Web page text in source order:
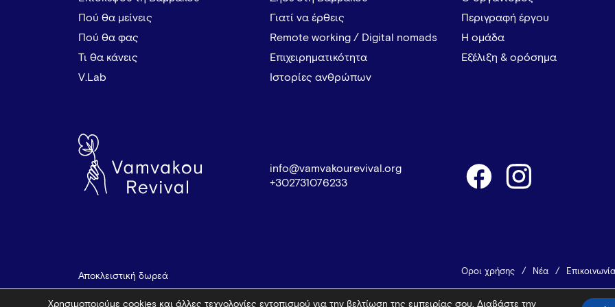
Πού θα μείνεις
Πού θα φας
Τι θα κάνεις
V.Lab
Γιατί να έρθεις
Remote working / Digital nomads
Επιχειρηματικότητα
Ιστορίες ανθρώπων
Περιγραφή έργου
Η ομάδα
Εξέλιξη & ορόσημα
info@vamvakourevival.org
+302731076233
Αποκλειστική δωρεά Όροι χρήσης Νέα Επικοινωνία
Χρησιμοποιούμε cookies και άλλες τεχνολογίες εντοπισμού για την βελτίωση της εμπειρίας σου. Διαβάστε την